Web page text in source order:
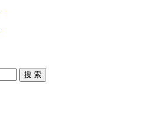
搜 索